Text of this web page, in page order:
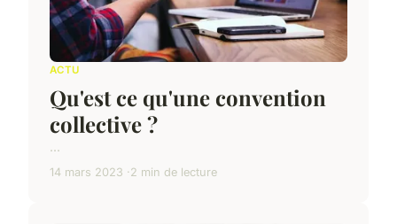
ACTU
Qu'est ce qu'une convention
collective ?
...
14 mars 2023 2 min de lecture